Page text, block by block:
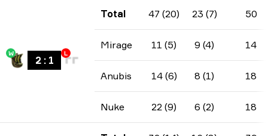
W
2: 1
L
Total 47 (20) 23 (7) 50
Mirage 11 (5) 9 (4) 14
Anubis 14 (6) 8 (1) 18
Nuke 22 (9) 6 (2) 18